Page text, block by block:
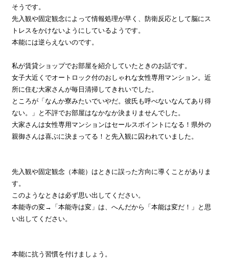
そうです。
先入観や固定観念によって情報処理が早く、防衛反応として脳にス
トレスをかけないようにしているようです。
本能には逆らえないのです。
私が賃貸ショップでお部屋を紹介していたときのお話です。
女子大近くでオートロック付のおしゃれな女性専用マンション。近
所に住む大家さんが毎日清掃してきれいでした。
ところが「なんか寮みたいでいやだ。彼氏も呼べないなんてあり得
ない。」と不評でお部屋はなかなか決まりませんでした。
大家さんは女性専用マンションはセールスポイントになる！県外の
親御さんは喜ぶに決まってる！と先入観に囚われていました。
先入観や固定観念（本能）はときに誤った方向に導くことがありま
す。
このようなときは必ず思い出してください。
本能寺の変→「本能寺は変」は、へんだから「本能は変だ！」と思
い出してください。
本能に抗う習慣を付けましょう。